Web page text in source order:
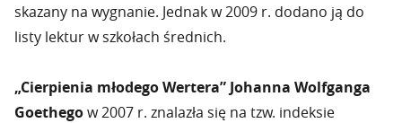
skazany na wygnanie. Jednak w 2009 r. dodano ją do
listy lektur w szkołach średnich.
„Cierpienia młodego Wertera” Johanna Wolfganga
Goethegow 2007 r. znalazła się na tzw. indeksie